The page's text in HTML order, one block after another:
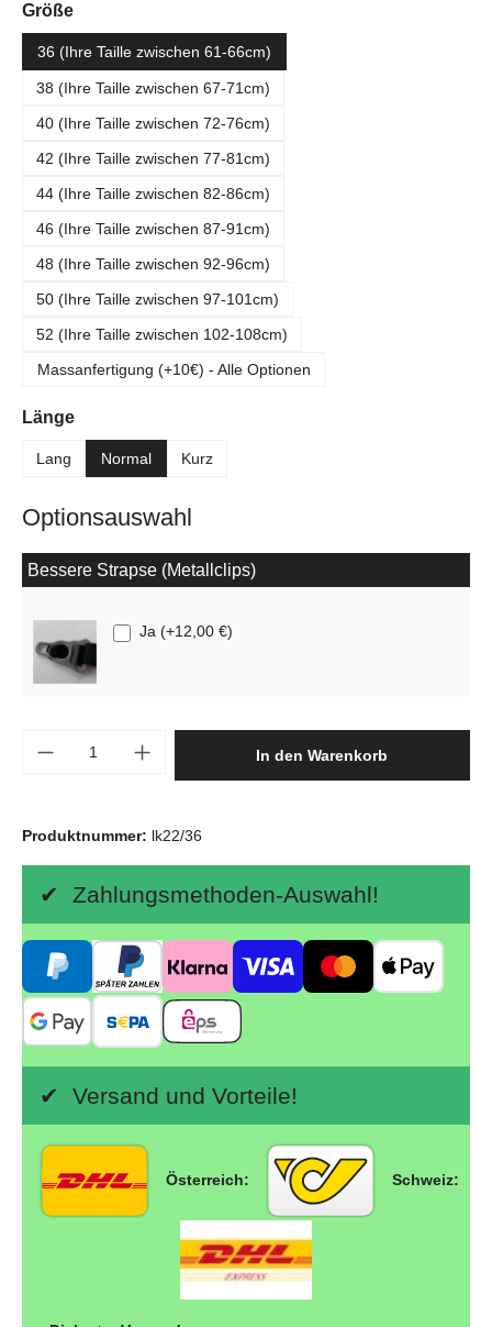
Größeauswählen
36 (Ihre Taille zwischen 61-66cm)
38 (Ihre Taille zwischen 67-71cm)
40 (Ihre Taille zwischen 72-76cm)
42 (Ihre Taille zwischen 77-81cm)
44 (Ihre Taille zwischen 82-86cm)
46 (Ihre Taille zwischen 87-91cm)
48 (Ihre Taille zwischen 92-96cm)
50 (Ihre Taille zwischen 97-101cm)
52 (Ihre Taille zwischen 102-108cm)
Massanfertigung (+10€) - Alle Optionen
Längeauswählen
Lang Normal Kurz
Optionsauswahl
Bessere Strapse (Metallclips)
Ja (+12,00 €)
Produkt Anzahl: Gib den gewünschten
In den Warenkorb
Produktnummer: lk22/36
✔ Zahlungsmethoden-Auswahl!
✔ Versand und Vorteile!
Österreich: Schweiz: